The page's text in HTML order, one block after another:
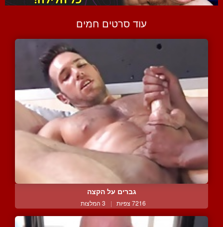
עוד סרטים חמים
גברים על הקצה
7216 צפיות | 3 המלצות